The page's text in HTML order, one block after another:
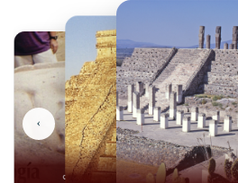
Olmecas
‹